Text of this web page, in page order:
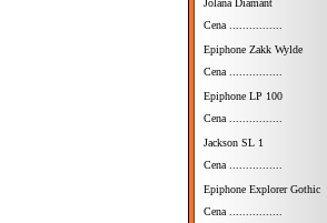
Jolana Diamant
Cena ................
Epiphone Zakk Wylde
Cena ................
Epiphone LP 100
Cena ................
Jackson SL 1
Cena ................
Epiphone Explorer Gothic
Cena ................